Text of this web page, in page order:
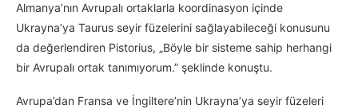
Almanya’nın Avrupalı ortaklarla koordinasyon içinde
Ukrayna’ya Taurus seyir füzelerini sağlayabileceği konusunu
da değerlendiren Pistorius, „Böyle bir sisteme sahip herhangi
bir Avrupalı ortak tanımıyorum.” şeklinde konuştu.
Avrupa’dan Fransa ve İngiltere’nin Ukrayna’ya seyir füzeleri